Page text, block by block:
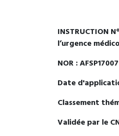
INSTRUCTION
l’urgence
NOR :
Date
Classement
Validée par le